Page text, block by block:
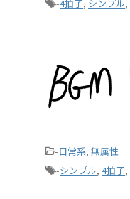
-4拍子, シンプル,
-日常系, 無属性
-シンプル, 4拍子,